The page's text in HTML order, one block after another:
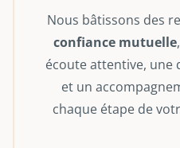
Nous bâtissons des
confiance mutuelle
écoute attentive, une
et un
chaque étape de